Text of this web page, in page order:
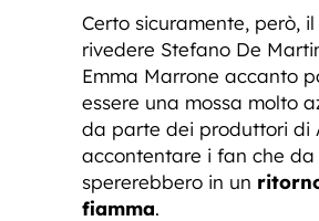
Certo sicuramente, però,
rivedere Stefano De
Emma Marrone accanto
essere una mossa molto
da parte dei produttori di
accontentare i fan che
spererebbero in un
fiamma.